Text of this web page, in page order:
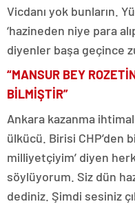
Vicdanı yok bunların.
‘hazineden niye para
diyenler başa geçince
“MANSUR BEY
BİLMİŞTİR”
Ankara kazanma
ülkücü. Birisi CHP’den
milliyetçiyim’ diyen
söylüyorum. Siz dün
dediniz. Şimdi sesiniz